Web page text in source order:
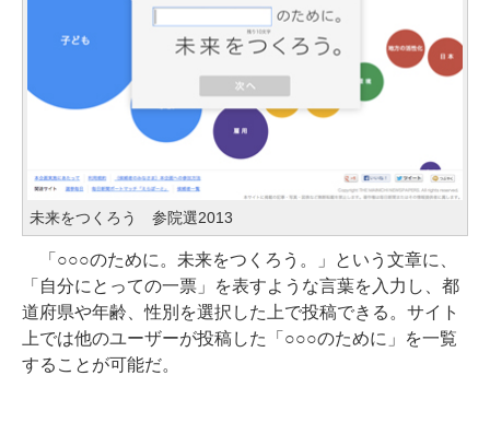
未来をつくろう 参院選2013
「○○○のために。未来をつくろう。」という文章に、
「自分にとっての一票」を表すような言葉を入力し、都
道府県や年齢、性別を選択した上で投稿できる。サイト
上では他のユーザーが投稿した「○○○のために」を一覧
することが可能だ。